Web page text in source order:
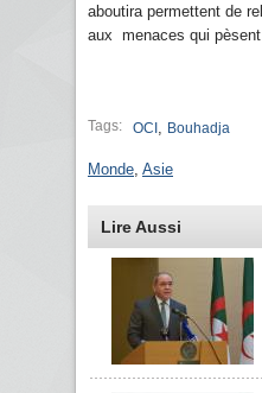
aboutira permettent de
aux menaces qui pèsent
Tags: OCI Bouhadja
Monde Asie
Lire Aussi